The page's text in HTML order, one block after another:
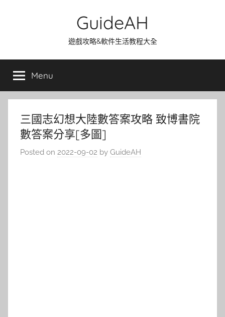
GuideAH
遊戲攻略&軟件生活教程大全
Menu
三國志幻想大陸數答案攻略 致博書院
數答案分享[多圖]
Posted on 2022-09-02 by GuideAH